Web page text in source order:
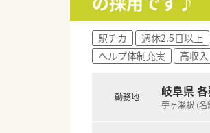
現場が孤
■幅広い年
プライベー
長く勤務で
経験や想
地域や会
積極的に
駅チカ 週休2.5日以上
ヘルプ体制充実
高収入
勤務地 岐阜県
苧ヶ瀬駅 (名